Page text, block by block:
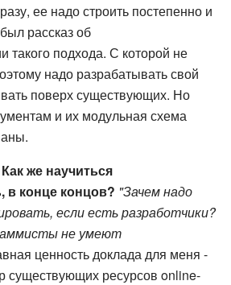
ее надо строить постепенно и
рассказ об
такого подхода. С которой не
надо разрабатывать свой
поверх существующих. Но
и их модульная схема
же научиться
в конце концов? "Зачем надо
если есть разработчики?
не умеют
ценность доклада для меня -
существующих ресурсов online-